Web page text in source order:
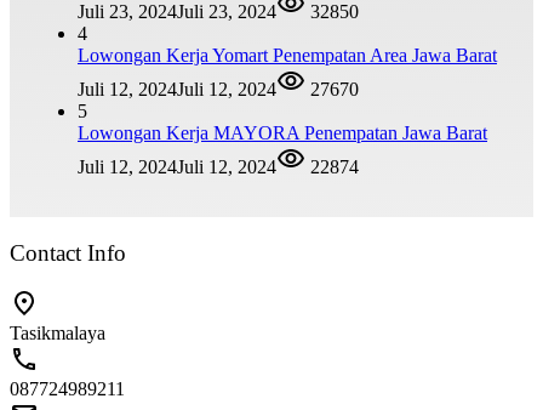
Juli 23, 2024Juli 23, 2024
32850
4
Lowongan Kerja Yomart Penempatan Area Jawa Barat
Juli 12, 2024Juli 12, 2024
27670
5
Lowongan Kerja MAYORA Penempatan Jawa Barat
Juli 12, 2024Juli 12, 2024 22874
Contact Info
Tasikmalaya
087724989211